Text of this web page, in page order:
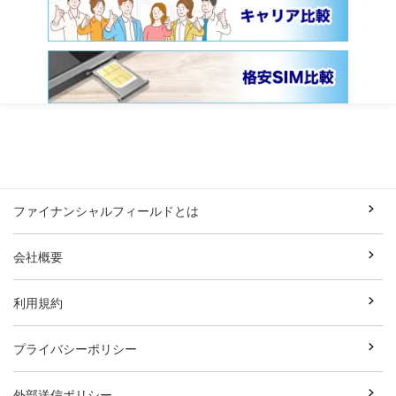
ファイナンシャルフィールドとは
会社概要
利用規約
プライバシーポリシー